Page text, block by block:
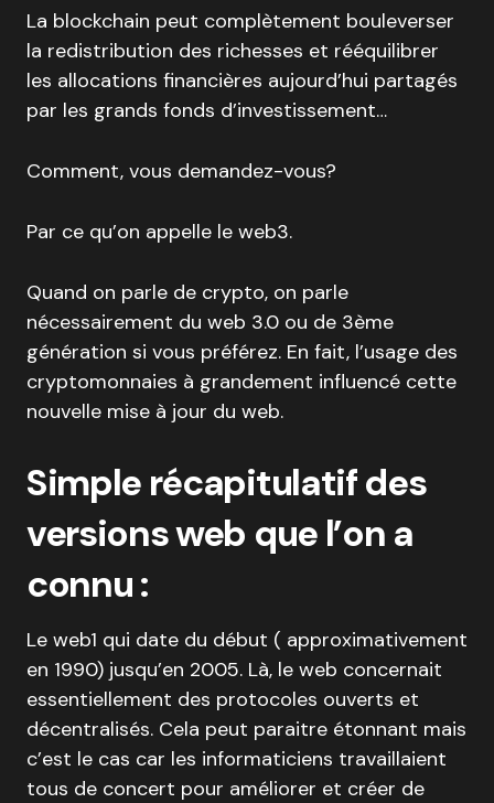
La blockchain peut complètement bouleverser
la redistribution des richesses et rééquilibrer
les allocations financières aujourd’hui partagés
par les grands fonds d’investissement…
Comment, vous demandez-vous?
Par ce qu’on appelle le web3.
Quand on parle de crypto, on parle
nécessairement du web 3.0 ou de 3ème
génération si vous préférez. En fait, l’usage des
cryptomonnaies à grandement influencé cette
nouvelle mise à jour du web.
Simple récapitulatif des
versions web que l’on a
connu :
Le web1 qui date du début ( approximativement
en 1990) jusqu’en 2005. Là, le web concernait
essentiellement des protocoles ouverts et
décentralisés. Cela peut paraitre étonnant mais
c’est le cas car les informaticiens travaillaient
tous de concert pour améliorer et créer de